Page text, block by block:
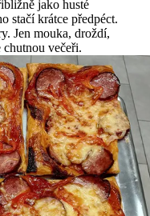
jako husté
stačí krátce předpéct.
Jen mouka, droždí,
večeři.